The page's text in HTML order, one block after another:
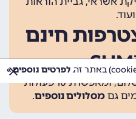
חינם
ההצטרפות אינה כרוכה בתשלום, ומאפשרת 10 פעולות
גם מסלולים נוספים.
לפרטים נוספים »